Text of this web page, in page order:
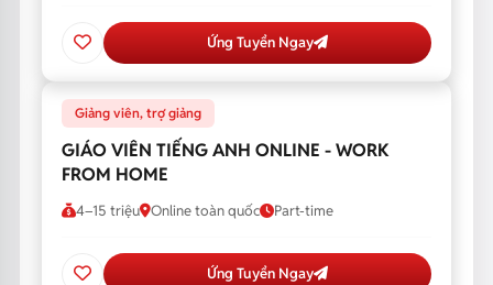
Ứng Tuyển Ngay
Giảng viên, trợ giảng
GIÁO VIÊN TIẾNG ANH ONLINE - WORK
FROM HOME
4–15 triệu Online toàn quốc Part-time
Ứng Tuyển Ngay